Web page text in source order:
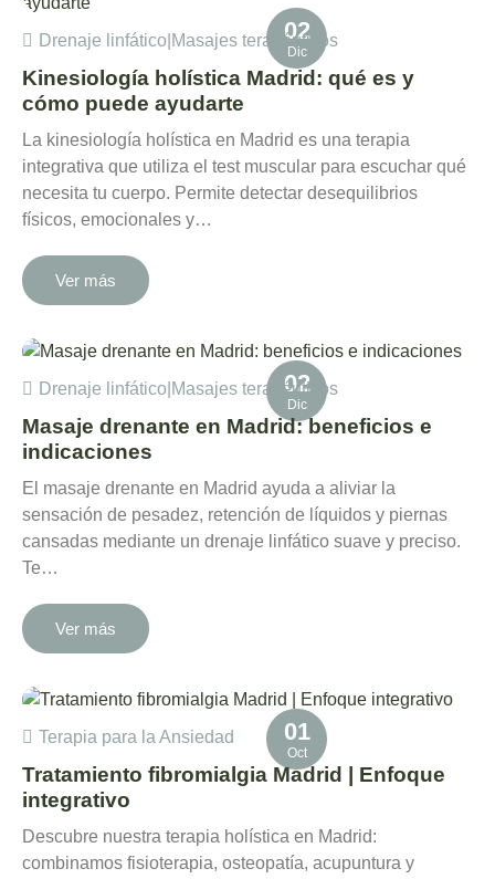
02
Dic
Drenaje linfático Masajes terapéuticos
Kinesiología holística Madrid: qué es y
cómo puede ayudarte
La kinesiología holística en Madrid es una terapia
integrativa que utiliza el test muscular para escuchar qué
necesita tu cuerpo. Permite detectar desequilibrios
físicos, emocionales y…
Ver más
02
Dic
Drenaje linfático Masajes terapéuticos
Masaje drenante en Madrid: beneficios e
indicaciones
El masaje drenante en Madrid ayuda a aliviar la
sensación de pesadez, retención de líquidos y piernas
cansadas mediante un drenaje linfático suave y preciso.
Te…
Ver más
01
Oct
Terapia para la Ansiedad
Tratamiento fibromialgia Madrid | Enfoque
integrativo
Descubre nuestra terapia holística en Madrid:
combinamos fisioterapia, osteopatía, acupuntura y